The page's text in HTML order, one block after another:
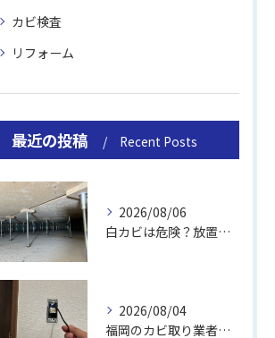
カビ検査
リフォーム
最近の投稿 Recent Posts
2026/08/06
白カビは危険？放置のリスクと取り方
2026/08/04
福岡のカビ取り業者おすすめの選び方と費用